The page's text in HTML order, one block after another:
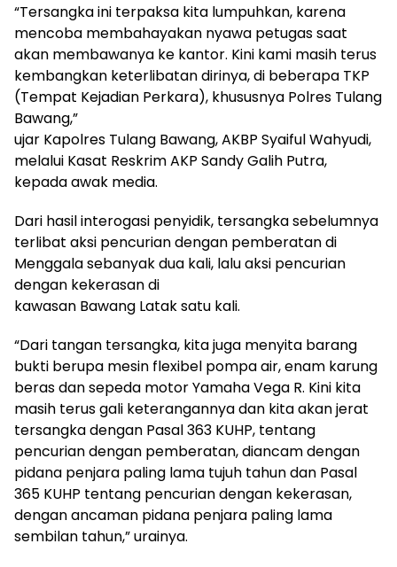
“Tersangka ini terpaksa kita lumpuhkan, karena
mencoba membahayakan nyawa petugas saat
akan membawanya ke kantor. Kini kami masih terus
kembangkan keterlibatan dirinya, di beberapa TKP
(Tempat Kejadian Perkara), khususnya Polres Tulang
Bawang,”
ujar Kapolres Tulang Bawang, AKBP Syaiful Wahyudi,
melalui Kasat Reskrim AKP Sandy Galih Putra,
kepada awak media.
Dari hasil interogasi penyidik, tersangka sebelumnya
terlibat aksi pencurian dengan pemberatan di
Menggala sebanyak dua kali, lalu aksi pencurian
dengan kekerasan di
kawasan Bawang Latak satu kali.
“Dari tangan tersangka, kita juga menyita barang
bukti berupa mesin flexibel pompa air, enam karung
beras dan sepeda motor Yamaha Vega R. Kini kita
masih terus gali keterangannya dan kita akan jerat
tersangka dengan Pasal 363 KUHP, tentang
pencurian dengan pemberatan, diancam dengan
pidana penjara paling lama tujuh tahun dan Pasal
365 KUHP tentang pencurian dengan kekerasan,
dengan ancaman pidana penjara paling lama
sembilan tahun,” urainya.